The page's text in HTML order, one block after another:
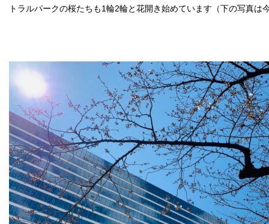
トラルパークの桜たちも1輪2輪と花開き始めています（下の写真は